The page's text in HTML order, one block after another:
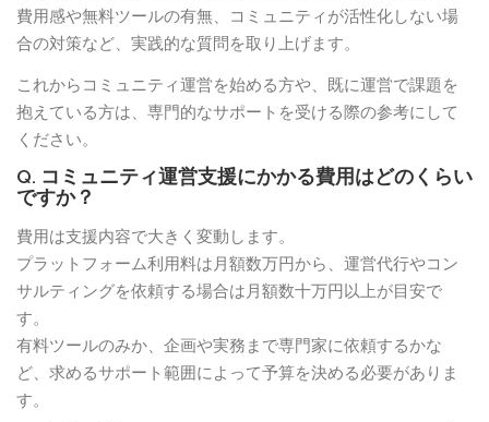
費用感や無料ツールの有無、コミュニティが活性化しない場
合の対策など、実践的な質問を取り上げます。
これからコミュニティ運営を始める方や、既に運営で課題を
抱えている方は、専門的なサポートを受ける際の参考にして
ください。
Q. コミュニティ運営支援にかかる費用はどのくらい
ですか？
費用は支援内容で大きく変動します。
プラットフォーム利用料は月額数万円から、運営代行やコン
サルティングを依頼する場合は月額数十万円以上が目安で
す。
有料ツールのみか、企画や実務まで専門家に依頼するかな
ど、求めるサポート範囲によって予算を決める必要がありま
す。